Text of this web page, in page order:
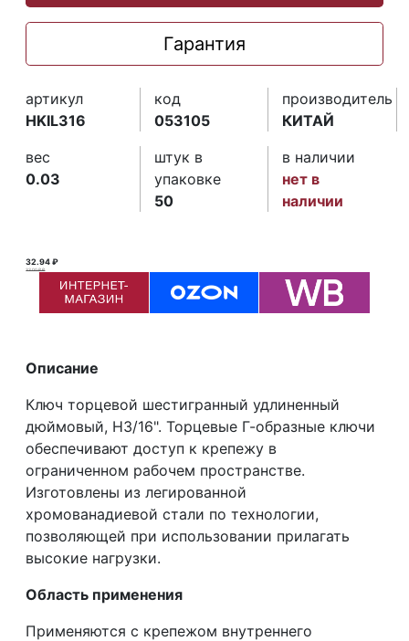
Гарантия
артикул
HKIL316
код
053105
производитель
КИТАЙ
вес
0.03
штук в
упаковке
50
в наличии
нет в
наличии
32.94 ₽
33.00 ₽ ₽
Описание
Ключ торцевой шестигранный удлиненный
дюймовый, H3/16". Торцевые Г-образные ключи
обеспечивают доступ к крепежу в
ограниченном рабочем пространстве.
Изготовлены из легированной
хромованадиевой стали по технологии,
позволяющей при использовании прилагать
высокие нагрузки.
Область применения
Применяются с крепежом внутреннего